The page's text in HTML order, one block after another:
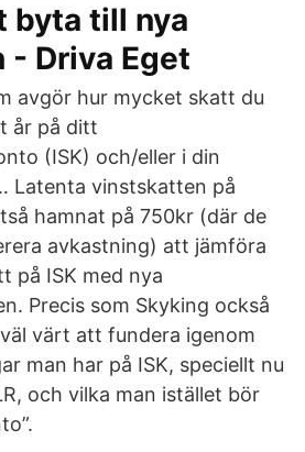
byta till nya
- Driva Eget
avgör hur mycket skatt du
år på ditt
(ISK) och/eller i din
Latenta vinstskatten på
hamnat på 750kr (där de
avkastning) att jämföra
på ISK med nya
Precis som Skyking också
värt att fundera igenom
man har på ISK, speciellt nu
och vilka man istället bör